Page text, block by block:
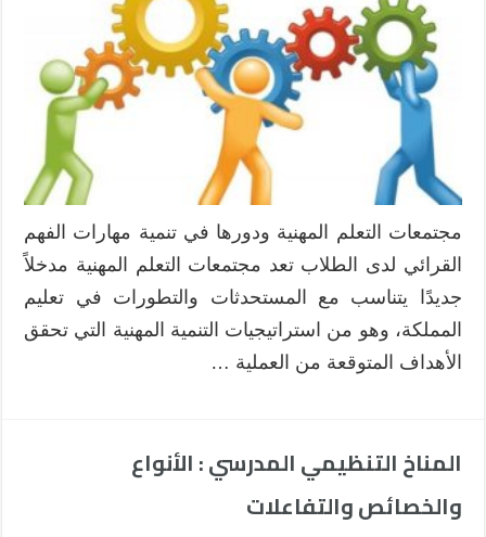
الفهم
القرائي
لدى
الطلاب
من
خلال
مجتمعات
التعلم
المهنية
مغلقة
مجتمعات التعلم المهنية ودورها في تنمية مهارات الفهم
القرائي لدى الطلاب تعد مجتمعات التعلم المهنية مدخلاً
جديدًا يتناسب مع المستحدثات والتطورات في تعليم
المملكة، وهو من استراتيجيات التنمية المهنية التي تحقق
الأهداف المتوقعة من العملية …
المناخ التنظيمي المدرسي : الأنواع
والخصائص والتفاعلات